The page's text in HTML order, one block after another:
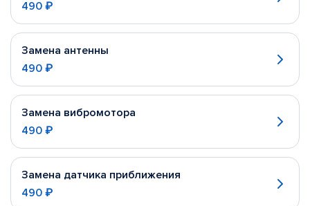
490 ₽
Замена антенны
490 ₽
Замена вибромотора
490 ₽
Замена датчика приближения
490 ₽